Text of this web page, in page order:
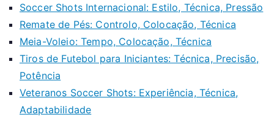
Soccer Shots Internacional: Estilo, Técnica, Pressão
Remate de Pés: Controlo, Colocação, Técnica
Meia-Voleio: Tempo, Colocação, Técnica
Tiros de Futebol para Iniciantes: Técnica, Precisão,
Potência
Veteranos Soccer Shots: Experiência, Técnica,
Adaptabilidade